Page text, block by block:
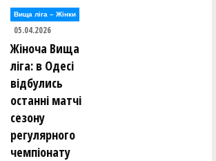
Вища лiга – Жiнки
05.04.2026
Жіноча Вища
ліга: в Одесі
відбулись
останні матчі
сезону
регулярного
чемпіонату